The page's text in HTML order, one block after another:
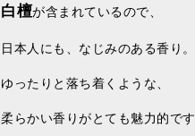
白檀が含まれているので、
日本人にも、なじみのある香り。
ゆったりと落ち着くような、
柔らかい香りがとても魅力的です